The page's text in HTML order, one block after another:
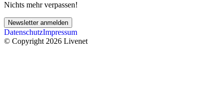
Nichts mehr verpassen!
Newsletter anmelden
DatenschutzImpressum
© Copyright 2026 Livenet